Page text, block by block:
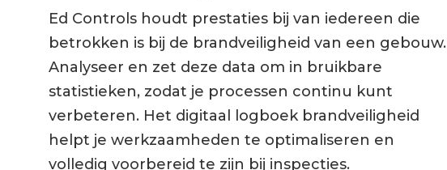
Ed Controls houdt prestaties bij van iedereen die
betrokken is bij de brandveiligheid van een gebouw.
Analyseer en zet deze data om in bruikbare
statistieken, zodat je processen continu kunt
verbeteren. Het digitaal logboek brandveiligheid
helpt je werkzaamheden te optimaliseren en
volledig voorbereid te zijn bij inspecties.